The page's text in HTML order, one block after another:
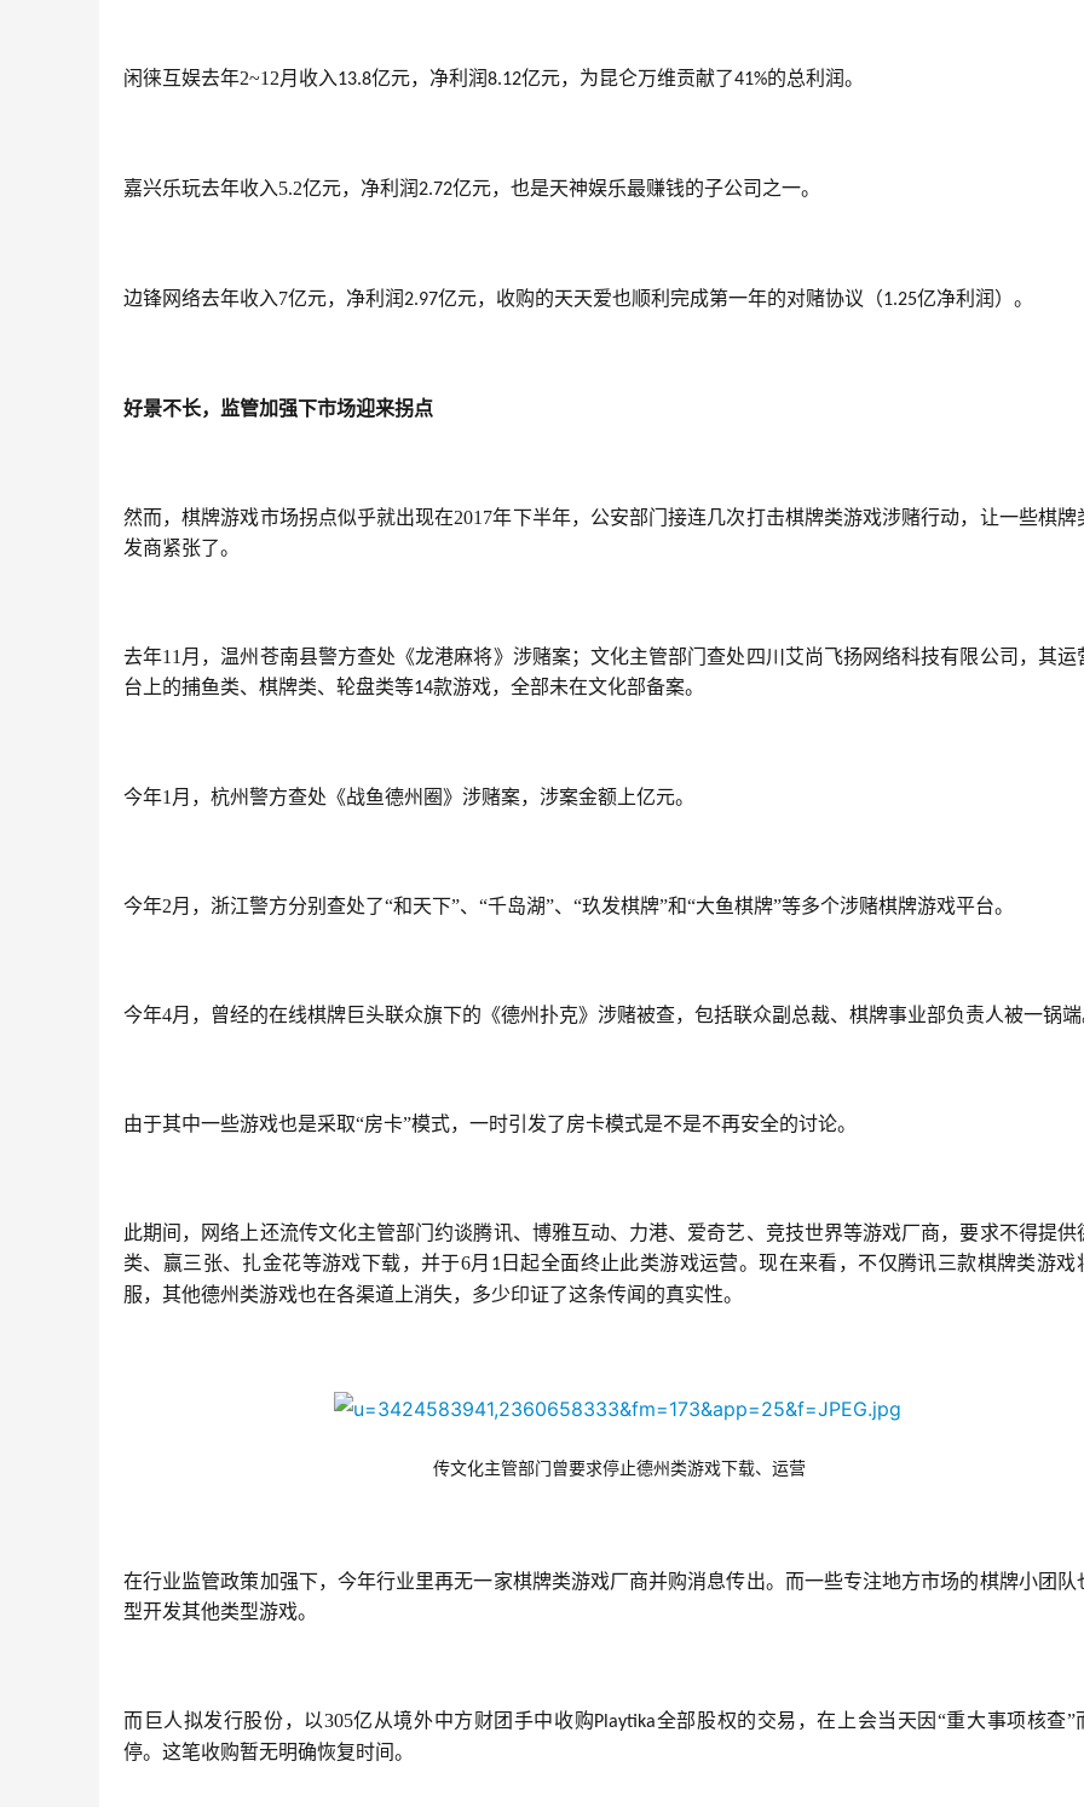
闲徕互娱去年2~12月收入13.8亿元，净利润8.12亿元，为昆仑万维贡献了41%的总利润。
嘉兴乐玩去年收入5.2亿元，净利润2.72亿元，也是天神娱乐最赚钱的子公司之一。
边锋网络去年收入7亿元，净利润2.97亿元，收购的天天爱也顺利完成第一年的对赌协议（1.25亿净利润）。
好景不长，监管加强下市场迎来拐点
然而，棋牌游戏市场拐点似乎就出现在2017年下半年，公安部门接连几次打击棋牌类游戏涉赌行动，让一些棋牌
发商紧张了。
去年11月，温州苍南县警方查处《龙港麻将》涉赌案；文化主管部门查处四川艾尚飞扬网络科技有限公司，其运
台上的捕鱼类、棋牌类、轮盘类等14款游戏，全部未在文化部备案。
今年1月，杭州警方查处《战鱼德州圈》涉赌案，涉案金额上亿元。
今年2月，浙江警方分别查处了“和天下”、“千岛湖”、“玖发棋牌”和“大鱼棋牌”等多个涉赌棋牌游戏平台。
今年4月，曾经的在线棋牌巨头联众旗下的《德州扑克》涉赌被查，包括联众副总裁、棋牌事业部负责人被一锅端
由于其中一些游戏也是采取“房卡”模式，一时引发了房卡模式是不是不再安全的讨论。
此期间，网络上还流传文化主管部门约谈腾讯、博雅互动、力港、爱奇艺、竞技世界等游戏厂商，要求不得提供
类、赢三张、扎金花等游戏下载，并于6月 1 日起全面终止此类游戏运营。现在来看，不仅腾讯三款棋牌类游戏
服，其他德州类游戏也在各渠道上消失，多少印证了这条传闻的真实性。
传文化主管部门曾要求停止德州类游戏下载、运营
在行业监管政策加强下，今年行业里再无一家棋牌类游戏厂商并购消息传出。而一些专注地方市场的棋牌小团队
型开发其他类型游戏。
而巨人拟发行股份，以305亿从境外中方财团手中收购Playtika全部股权的交易，在上会当天因“重大事项核查”
停。这笔收购暂无明确恢复时间。